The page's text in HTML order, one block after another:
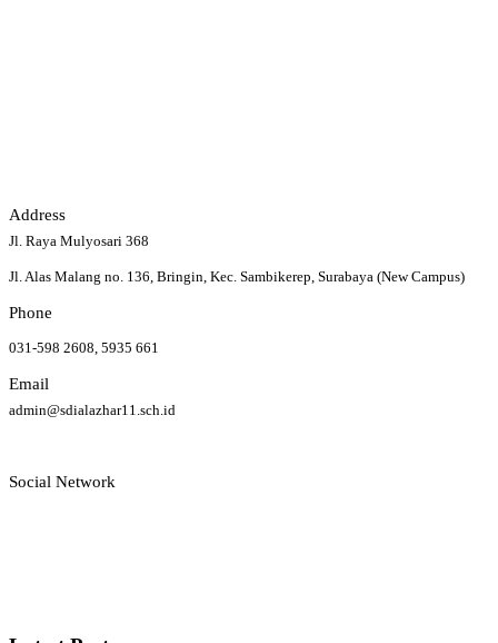
Address
Jl. Raya Mulyosari 368
Jl. Alas Malang no. 136, Bringin, Kec. Sambikerep, Surabaya (New Campus)
Phone
031-598 2608, 5935 661
Email
admin@sdialazhar11.sch.id
Social Network